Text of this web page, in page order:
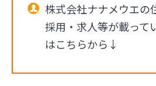
株式会社ナナメウエの
採用・求人等が載って
はこちらから↓